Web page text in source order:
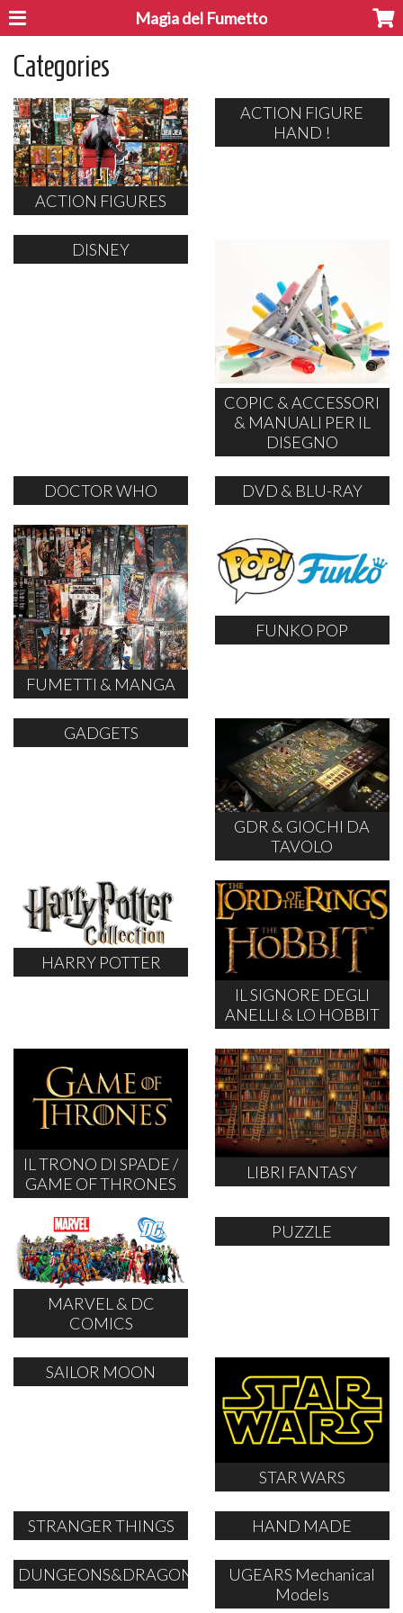
Magia del Fumetto
Categories
ACTION FIGURES
ACTION FIGURE
HAND !
DISNEY
COPIC & ACCESSORI
& MANUALI PER IL
DISEGNO
DOCTOR WHO DVD & BLU-RAY
FUMETTI & MANGA
FUNKO POP
GADGETS
GDR & GIOCHI DA
TAVOLO
HARRY POTTER
IL SIGNORE DEGLI
ANELLI & LO HOBBIT
IL TRONO DI SPADE /
GAME OF THRONES
LIBRI FANTASY
MARVEL & DC
COMICS
PUZZLE
SAILOR MOON
STAR WARS
STRANGER THINGS HAND MADE
DUNGEONS&DRAGONS
UGEARS Mechanical
Models